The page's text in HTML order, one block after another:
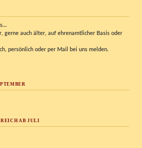
gerne auch älter, auf ehrenamtlicher Basis oder
persönlich oder per Mail bei uns melden.
AB JULI